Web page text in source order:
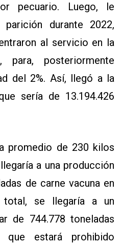
pecuario. Luego, le
durante 2022,
al servicio en la
para, posteriormente
del 2%. Así, llegó a la
sería de 13.194.426
promedio de 230 kilos
a una producción
de carne vacuna en
se llegaría a un
de 744.778 toneladas
que estará prohibido